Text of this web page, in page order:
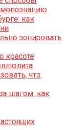
как
зонировать
красоте
что
шагом: как